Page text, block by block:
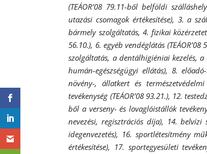
(TEÁOR’08 79.11-ből belföldi
utazási csomagok értékesítése), 3. a
bármely szolgáltatás, 4. fizikai
56.10.), 6. egyéb vendéglátás
szolgáltatás, a dentálhigiéniai kezelés,
humán-egészségügyi ellátás), 8.
növény-, állatkert és
tevékenység (TEÁOR’08 93.21.), 12.
ből a verseny- és lovaglóistállók
nevezési, regisztrációs díja), 14. belvízi
idegenvezetés), 16. sportlétesítmény
értékesítése), 17. sportegyesületi